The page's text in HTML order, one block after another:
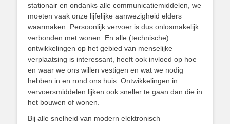
stationair en ondanks alle communicatiemiddelen, we
moeten vaak onze lijfelijke aanwezigheid elders
waarmaken. Persoonlijk vervoer is dus onlosmakelijk
verbonden met wonen. En alle (technische)
ontwikkelingen op het gebied van menselijke
verplaatsing is interessant, heeft ook invloed op hoe
en waar we ons willen vestigen en wat we nodig
hebben in en rond ons huis. Ontwikkelingen in
vervoersmiddelen lijken ook sneller te gaan dan die in
het bouwen of wonen.
Bij alle snelheid van modern elektronisch